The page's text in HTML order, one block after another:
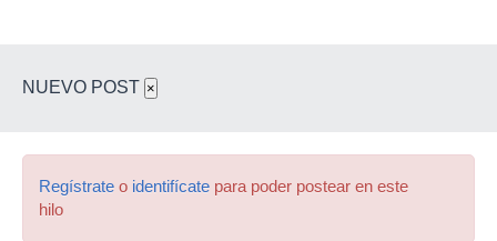
NUEVO POST ×
Regístrate o identifícate para poder postear en este
hilo